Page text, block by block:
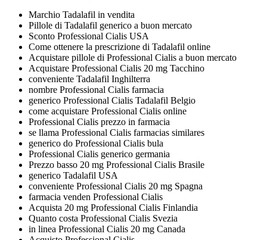
Marchio Tadalafil in vendita
Pillole di Tadalafil generico a buon mercato
Sconto Professional Cialis USA
Come ottenere la prescrizione di Tadalafil online
Acquistare pillole di Professional Cialis a buon mercato
Acquistare Professional Cialis 20 mg Tacchino
conveniente Tadalafil Inghilterra
nombre Professional Cialis farmacia
generico Professional Cialis Tadalafil Belgio
come acquistare Professional Cialis online
Professional Cialis prezzo in farmacia
se llama Professional Cialis farmacias similares
generico do Professional Cialis bula
Professional Cialis generico germania
Prezzo basso 20 mg Professional Cialis Brasile
generico Tadalafil USA
conveniente Professional Cialis 20 mg Spagna
farmacia venden Professional Cialis
Acquista 20 mg Professional Cialis Finlandia
Quanto costa Professional Cialis Svezia
in linea Professional Cialis 20 mg Canada